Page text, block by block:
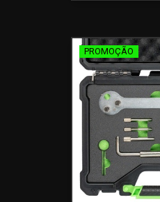
PROMOÇÃO